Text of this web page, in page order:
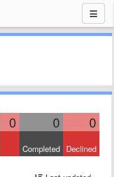
0 0 0
Completed Declined